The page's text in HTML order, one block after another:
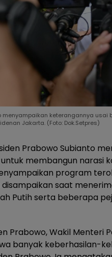
menyampaikan keterangannya usai
Jakarta. (Foto: Dok.Setpres)
Prabowo Subianto
membangun narasi
program
saat
Putih serta beberapa
Prabowo, Wakil Menteri
banyak keberhasilan-